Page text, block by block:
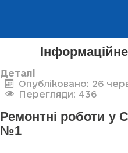
Деталі
Опубліковано: 26
Перегляди: 436
Ремонтні роботи у
№1